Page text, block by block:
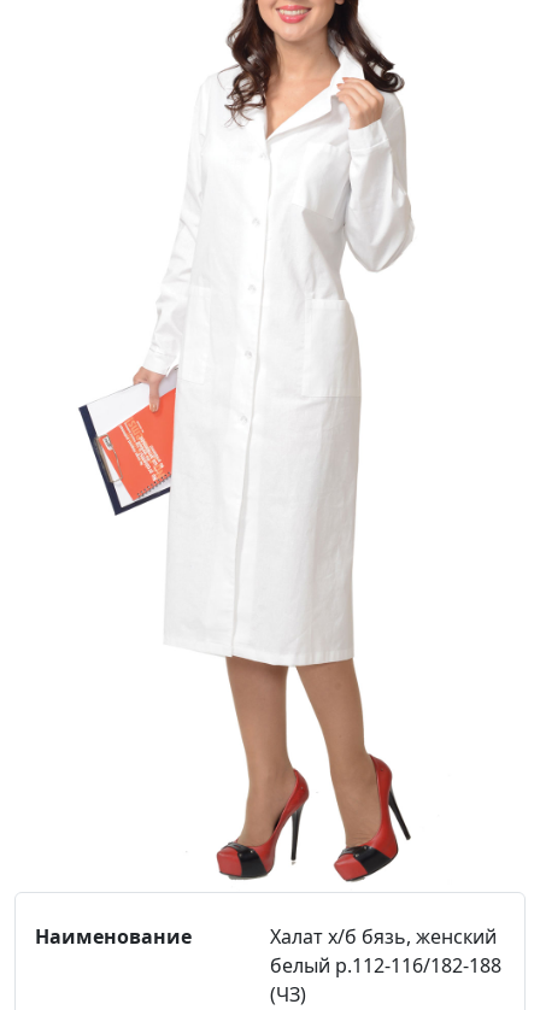
Халат х/б бязь, женский
белый р.112-116/182-188
(ЧЗ)